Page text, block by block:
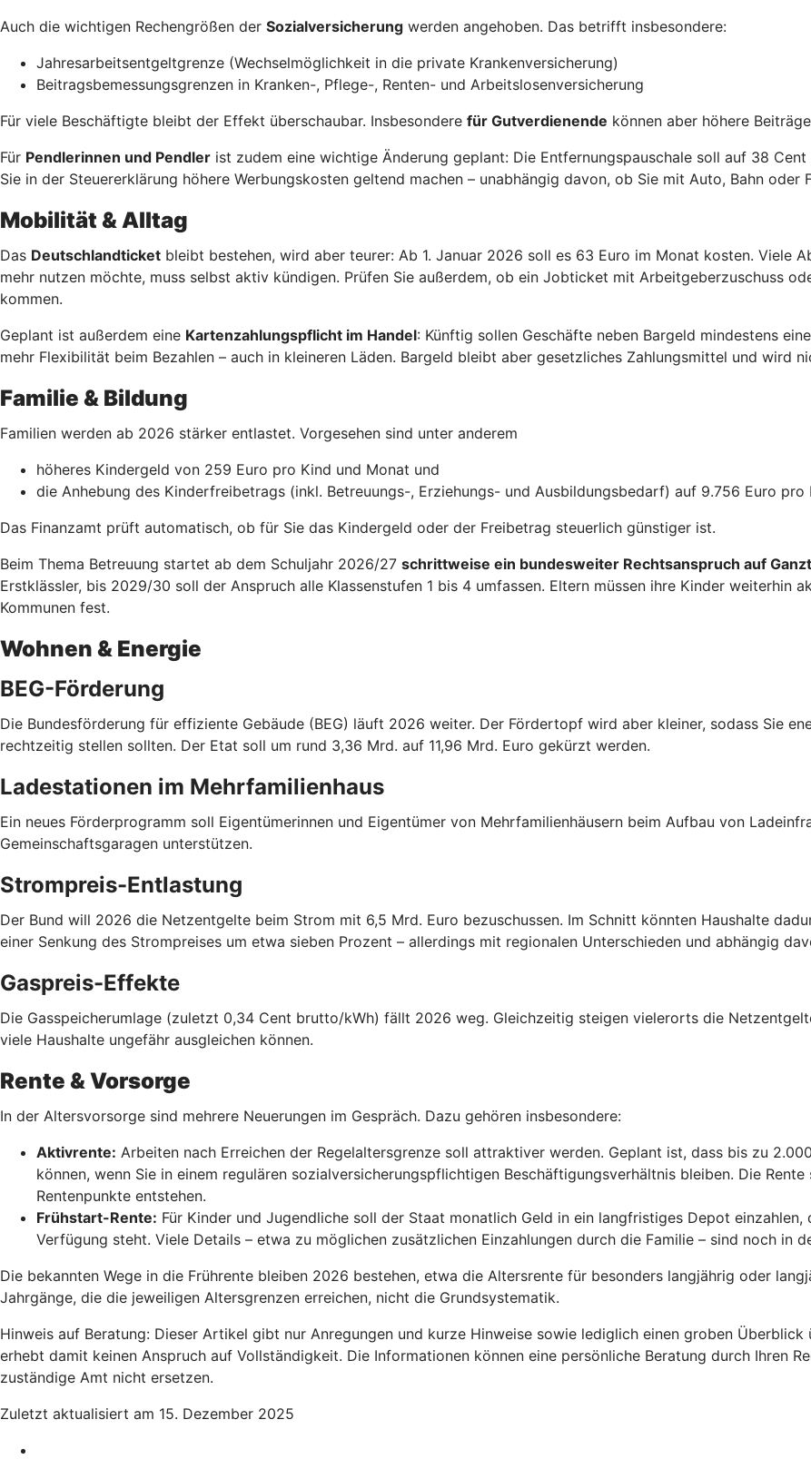
Auch die wichtigen Rechengrößen der Sozialversicherung werden angehoben. Das betrifft insbesondere:
Jahresarbeitsentgeltgrenze (Wechselmöglichkeit in die private Krankenversicherung)
Beitragsbemessungsgrenzen in Kranken-, Pflege-, Renten- und Arbeitslosenversicherung
Für viele Beschäftigte bleibt der Effekt überschaubar. Insbesondere für Gutverdienende können aber höhere
Für Pendlerinnen und Pendler ist zudem eine wichtige Änderung geplant: Die Entfernungspauschale soll auf 38
Sie in der Steuererklärung höhere Werbungskosten geltend machen – unabhängig davon, ob Sie mit Auto, Bahn oder
Mobilität & Alltag
Das Deutschlandticket bleibt bestehen, wird aber teurer: Ab 1. Januar 2026 soll es 63 Euro im Monat kosten. Viele
mehr nutzen möchte, muss selbst aktiv kündigen. Prüfen Sie außerdem, ob ein Jobticket mit Arbeitgeberzuschuss
kommen.
Geplant ist außerdem eine Kartenzahlungspflicht im Handel: Künftig sollen Geschäfte neben Bargeld mindestens
mehr Flexibilität beim Bezahlen – auch in kleineren Läden. Bargeld bleibt aber gesetzliches Zahlungsmittel und wird
Familie & Bildung
Familien werden ab 2026 stärker entlastet. Vorgesehen sind unter anderem
höheres Kindergeld von 259 Euro pro Kind und Monat und
die Anhebung des Kinderfreibetrags (inkl. Betreuungs-, Erziehungs- und Ausbildungsbedarf) auf 9.756 Euro pro
Das Finanzamt prüft automatisch, ob für Sie das Kindergeld oder der Freibetrag steuerlich günstiger ist.
Beim Thema Betreuung startet ab dem Schuljahr 2026/27 schrittweise ein bundesweiter Rechtsanspruch auf
Erstklässler, bis 2029/30 soll der Anspruch alle Klassenstufen 1 bis 4 umfassen. Eltern müssen ihre Kinder weiterhin
Kommunen fest.
Wohnen & Energie
BEG-Förderung
Die Bundesförderung für effiziente Gebäude (BEG) läuft 2026 weiter. Der Fördertopf wird aber kleiner, sodass Sie
rechtzeitig stellen sollten. Der Etat soll um rund 3,36 Mrd. auf 11,96 Mrd. Euro gekürzt werden.
Ladestationen im Mehrfamilienhaus
Ein neues Förderprogramm soll Eigentümerinnen und Eigentümer von Mehrfamilienhäusern beim Aufbau von
Gemeinschaftsgaragen unterstützen.
Strompreis-Entlastung
Der Bund will 2026 die Netzentgelte beim Strom mit 6,5 Mrd. Euro bezuschussen. Im Schnitt könnten Haushalte
einer Senkung des Strompreises um etwa sieben Prozent – allerdings mit regionalen Unterschieden und abhängig
Gaspreis-Effekte
Die Gasspeicherumlage (zuletzt 0,34 Cent brutto/kWh) fällt 2026 weg. Gleichzeitig steigen vielerorts die
viele Haushalte ungefähr ausgleichen können.
Rente & Vorsorge
In der Altersvorsorge sind mehrere Neuerungen im Gespräch. Dazu gehören insbesondere:
Aktivrente: Arbeiten nach Erreichen der Regelaltersgrenze soll attraktiver werden. Geplant ist, dass bis zu
können, wenn Sie in einem regulären sozialversicherungspflichtigen Beschäftigungsverhältnis bleiben. Die
Rentenpunkte entstehen.
Frühstart-Rente: Für Kinder und Jugendliche soll der Staat monatlich Geld in ein langfristiges Depot
Verfügung steht. Viele Details – etwa zu möglichen zusätzlichen Einzahlungen durch die Familie – sind noch in
Die bekannten Wege in die Frührente bleiben 2026 bestehen, etwa die Altersrente für besonders langjährig oder
Jahrgänge, die die jeweiligen Altersgrenzen erreichen, nicht die Grundsystematik.
Hinweis auf Beratung: Dieser Artikel gibt nur Anregungen und kurze Hinweise sowie lediglich einen groben
erhebt damit keinen Anspruch auf Vollständigkeit. Die Informationen können eine persönliche Beratung durch Ihren
zuständige Amt nicht ersetzen.
Zuletzt aktualisiert am 15. Dezember 2025